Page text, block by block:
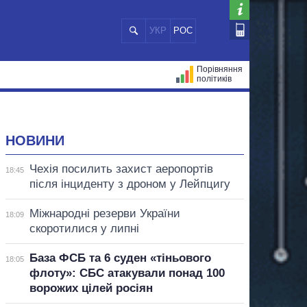
УКР РОС
Порівняння
політиків
НОВИНИ
18:45
Чехія посилить захист аеропортів
після інциденту з дроном у Лейпцигу
18:09
Міжнародні резерви України
скоротилися у липні
18:05
База ФСБ та 6 суден «тіньового
флоту»: СБС атакували понад 100
ворожих цілей росіян